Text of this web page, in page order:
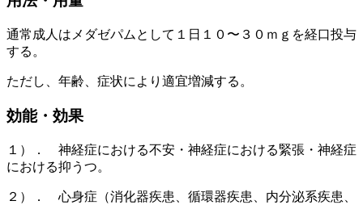
通常成人はメダゼパムとして１日１０〜３０ｍｇを経口投与
する。
ただし、年齢、症状により適宜増減する。
効能・効果
１）． 神経症における不安・神経症における緊張・神経症
における抑うつ。
２）． 心身症（消化器疾患、循環器疾患、内分泌系疾患、